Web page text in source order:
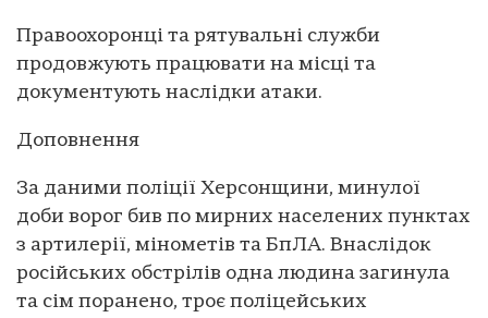
Правоохоронці та рятувальні служби
продовжують працювати на місці та
документують наслідки атаки.
Доповнення
За даними поліції Херсонщини, минулої
доби ворог бив по мирних населених пунктах
з артилерії, мінометів та БпЛА. Внаслідок
російських обстрілів одна людина загинула
та сім поранено, троє поліцейських